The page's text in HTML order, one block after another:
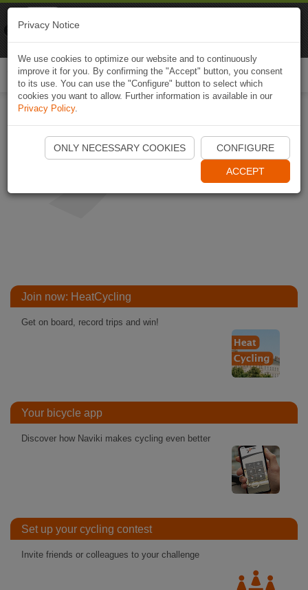
Join now: HeatCycling
Get on board, record trips and win!
Your bicycle app
Discover how Naviki makes cycling even better
Set up your cycling contest
Invite friends or colleagues to your challenge
Privacy Notice
We use cookies to optimize our website and to continuously
improve it for you. By confirming the "Accept" button, you consent
to its use. You can use the "Configure" button to select which
cookies you want to allow. Further information is available in our
Privacy Policy.
ONLY NECESSARY COOKIES CONFIGURE
ACCEPT
Naviki